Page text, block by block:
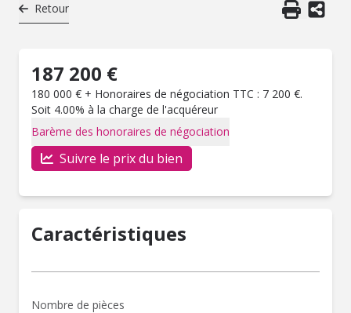
Retour
187 200 €
180 000 € + Honoraires de négociation TTC : 7 200 €.
Soit 4.00% à la charge de l'acquéreur
Barème des honoraires de négociation
Suivre le prix du bien
Caractéristiques
Nombre de pièces